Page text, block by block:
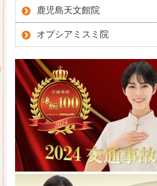
鹿児島天文館院
オプシアミスミ院